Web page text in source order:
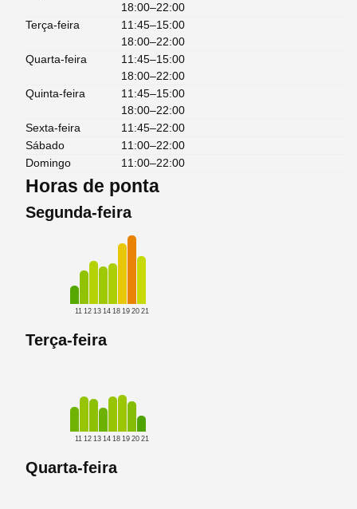
18:00–22:00
Terça-feira
11:45–15:00
18:00–22:00
Quarta-feira
11:45–15:00
18:00–22:00
Quinta-feira
11:45–15:00
18:00–22:00
Sexta-feira
11:45–22:00
Sábado
11:00–22:00
Domingo
11:00–22:00
Horas de ponta
Segunda-feira
11 12 13 14 18 19 20 21
Terça-feira
11 12 13 14 18 19 20 21
Quarta-feira